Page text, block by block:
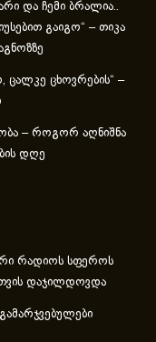
და ჩემი ბრალია..
გაიგო“ – თიკა
ცალ­კე ცხოვ­რე­ბის“ –
– როგორ აღნიშნა
დღე
რადიოს სფეროს
დაჯილდოვდა